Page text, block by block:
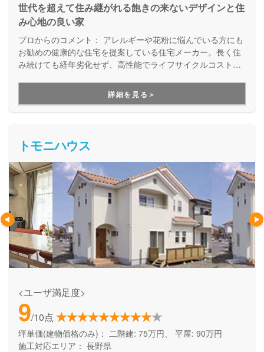
世代を超えて住み継がれる飽きの来ないデザインと住
み心地の良い家
プロからのコメント： アレルギーや花粉に悩んでいる方にも
お勧めの健康的な住宅を提案している住宅メーカー。長く住
み続けても経年劣化せず、高性能でライフサイクルコストを
詳細を見る＞
トモニハウス
<ユーザ満足度>
9/10点
坪単価(建物価格のみ)： 二階建: 75万円、 平屋: 90万円
施工対応エリア： 長野県